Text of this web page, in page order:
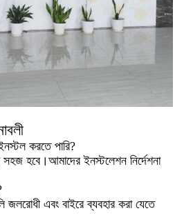
করতে পারি?
হবে।আমাদের ইনস্টলেশন নির্দেশনা
এবং বাইরে ব্যবহার করা যেতে